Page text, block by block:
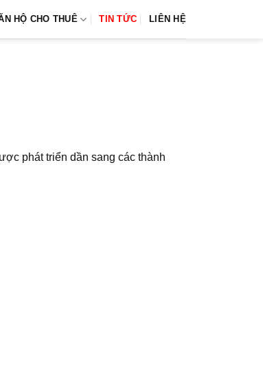
HỘ CHO THUÊ TIN TỨC LIÊN HỆ
phát triển dần sang các thành